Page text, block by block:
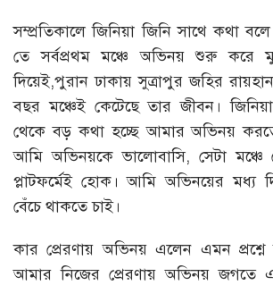
সম্প্রতিকালে জিনিয়া জিনি সাথে কথা
তে সর্বপ্রথম মঞ্চে অভিনয় শুরু করে
দিয়েই,পুরান ঢাকায় সুত্রাপুর জহির
বছর মঞ্চেই কেটেছে তার জীবন।
থেকে বড় কথা হচ্ছে আমার অভিনয়
আমি অভিনয়কে ভালোবাসি, সেটা
প্লাটফর্মেই হোক। আমি অভিনয়ের মধ্য
বেঁচে থাকতে চাই।
কার প্রেরণায় অভিনয় এলেন এমন
আমার নিজের প্রেরণায় অভিনয় জগতে